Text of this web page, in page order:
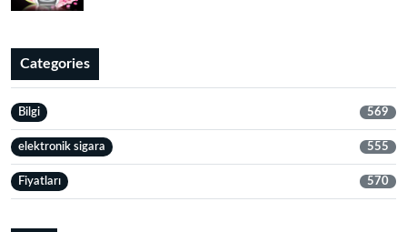
Categories
Bilgi 569
elektronik sigara 555
Fiyatları 570